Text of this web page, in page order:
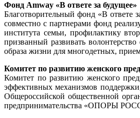
Фонд Amway «В ответе за будущее»
Благотворительный фонд «В ответе
совместно с партнерами фонд
института семьи, профилактику
призванный развивать
образа жизни для многодетных,
Комитет по развитию женского
Комитет по развитию женского
эффективных механизмов
Общероссийской общественной
предпринимательства «ОПОРЫ